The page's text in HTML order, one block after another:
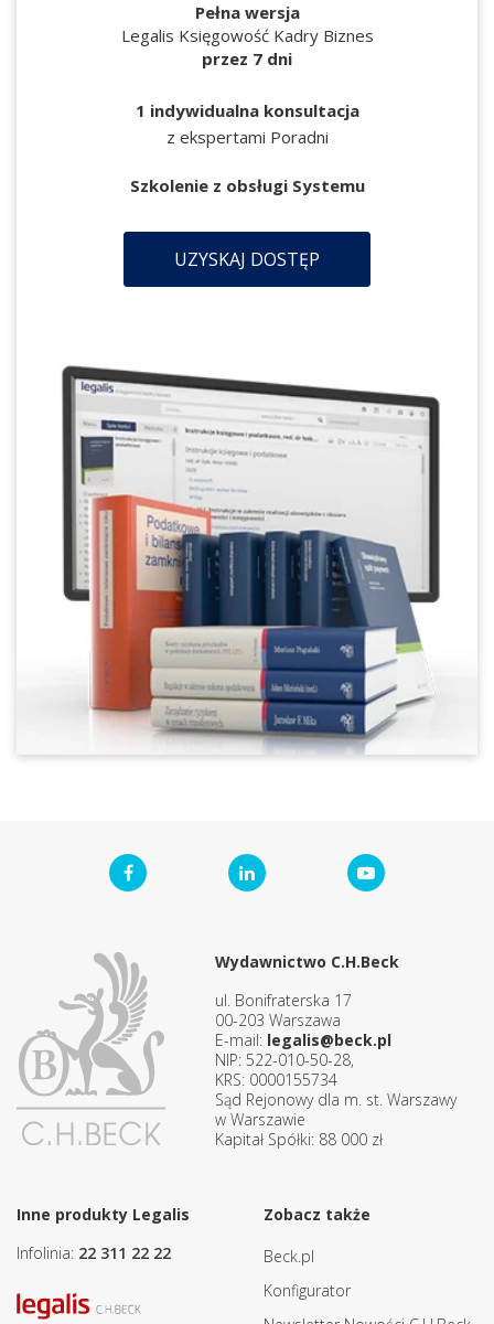
Pełna wersja
Legalis Księgowość Kadry Biznes
przez 7 dni
1 indywidualna konsultacja
z ekspertami Poradni
Szkolenie z obsługi Systemu
UZYSKAJ DOSTĘP
Wydawnictwo C.H.Beck
ul. Bonifraterska 17
00-203 Warszawa
E-mail: legalis@beck.pl
NIP: 522-010-50-28,
KRS: 0000155734
Sąd Rejonowy dla m. st. Warszawy
w Warszawie
Kapitał Spółki: 88 000 zł
Inne produkty Legalis
Infolinia: 22 311 22 22
Zobacz także
Beck.pl
Konfigurator